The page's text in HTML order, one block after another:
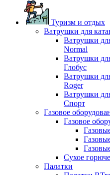
Туризм и отдых
Ватрушки для
Ватрушки
Normal
Ватрушки
Глобус
Ватрушки
Roger
Ватрушки
Спорт
Газовое
Газовое
Сухое
Палатки